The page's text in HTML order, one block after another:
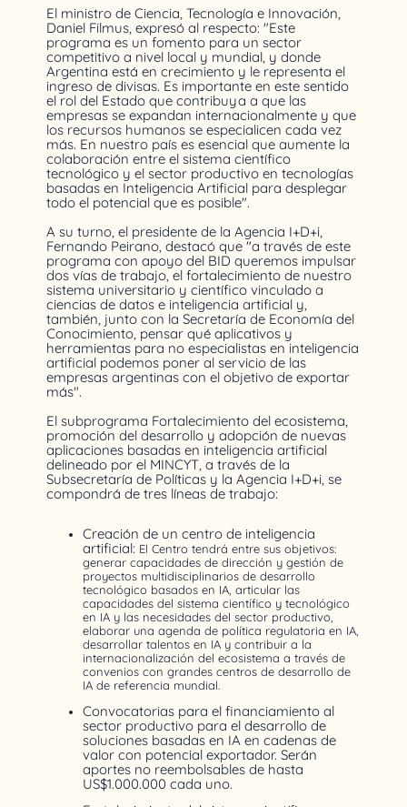
El ministro de Ciencia, Tecnología e Innovación,
Daniel Filmus, expresó al respecto: "Este
programa es un fomento para un sector
competitivo a nivel local y mundial, y donde
Argentina está en crecimiento y le representa el
ingreso de divisas. Es importante en este sentido
el rol del Estado que contribuya a que las
empresas se expandan internacionalmente y que
los recursos humanos se especialicen cada vez
más. En nuestro país es esencial que aumente la
colaboración entre el sistema científico
tecnológico y el sector productivo en tecnologías
basadas en Inteligencia Artificial para desplegar
todo el potencial que es posible".
A su turno, el presidente de la Agencia I+D+i,
Fernando Peirano, destacó que "a través de este
programa con apoyo del BID queremos impulsar
dos vías de trabajo, el fortalecimiento de nuestro
sistema universitario y científico vinculado a
ciencias de datos e inteligencia artificial y,
también, junto con la Secretaría de Economía del
Conocimiento, pensar qué aplicativos y
herramientas para no especialistas en inteligencia
artificial podemos poner al servicio de las
empresas argentinas con el objetivo de exportar
más".
El subprograma Fortalecimiento del ecosistema,
promoción del desarrollo y adopción de nuevas
aplicaciones basadas en inteligencia artificial
delineado por el MINCYT, a través de la
Subsecretaría de Políticas y la Agencia I+D+i, se
compondrá de tres líneas de trabajo:
Creación de un centro de inteligencia
artificial: El Centro tendrá entre sus objetivos:
generar capacidades de dirección y gestión de
proyectos multidisciplinarios de desarrollo
tecnológico basados en IA, articular las
capacidades del sistema científico y tecnológico
en IA y las necesidades del sector productivo,
elaborar una agenda de política regulatoria en IA,
desarrollar talentos en IA y contribuir a la
internacionalización del ecosistema a través de
convenios con grandes centros de desarrollo de
IA de referencia mundial.
Convocatorias para el financiamiento al
sector productivo para el desarrollo de
soluciones basadas en IA en cadenas de
valor con potencial exportador. Serán
aportes no reembolsables de hasta
US$1.000.000 cada uno.